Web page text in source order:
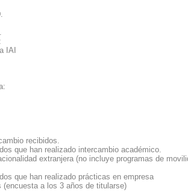
IAI
recibidos.
que han realizado intercambio académico.
extranjera (no incluye programas de
que han realizado prácticas en empresa
(encuesta a los 3 años de titularse)